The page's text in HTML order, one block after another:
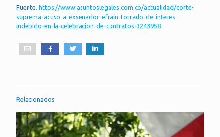
Fuente. https://www.asuntoslegales.com.co/actualidad/corte-
suprema-acuso-a-exsenador-efrain-torrado-de-interes-
indebido-en-la-celebracion-de-contratos-3243958
Relacionados